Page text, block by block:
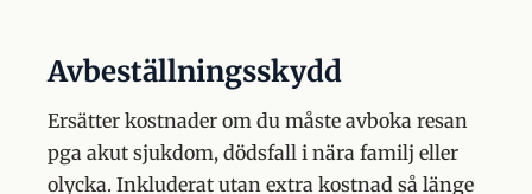
Avbeställningsskydd
Ersätter kostnader om du måste avboka resan
pga akut sjukdom, dödsfall i nära familj eller
olycka. Inkluderat utan extra kostnad så länge